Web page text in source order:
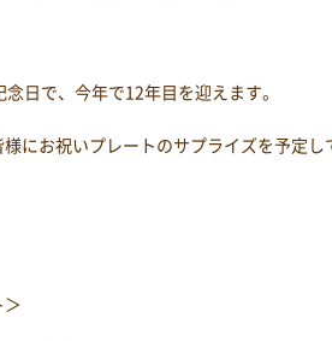
日で、今年で12年目を迎えます。
様にお祝いプレートのサプライズを予定